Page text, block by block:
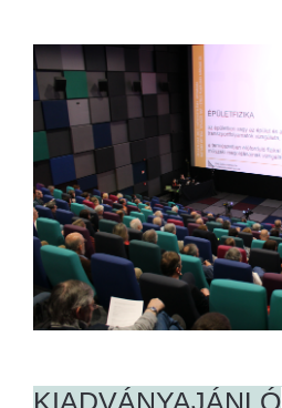
KIADVÁNYAJÁNLÓ